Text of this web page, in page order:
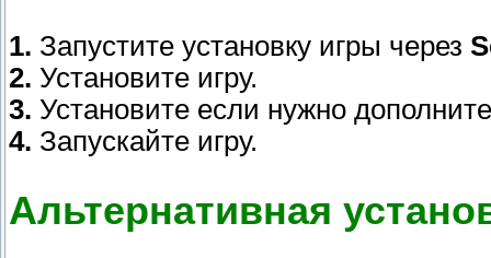
1. Запустите установку игры через
2. Установите игру.
3. Установите если нужно
4. Запускайте игру.
Альтернативная